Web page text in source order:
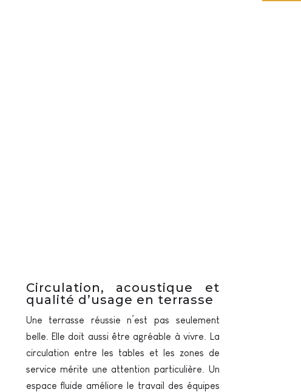
Circulation, acoustique et
qualité d’usage en terrasse
Une terrasse réussie n’est pas seulement
belle. Elle doit aussi être agréable à vivre. La
circulation entre les tables et les zones de
service mérite une attention particulière. Un
espace fluide améliore le travail des équipes